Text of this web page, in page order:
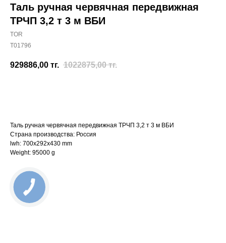
Таль ручная червячная передвижная
ТРЧП 3,2 т 3 м ВБИ
TOR
T01796
929886,00 тг. 1022875,00 тг.
Таль ручная червячная передвижная ТРЧП 3,2 т 3 м ВБИ
Страна производства: Россия
lwh: 700x292x430 mm
Weight: 95000 g